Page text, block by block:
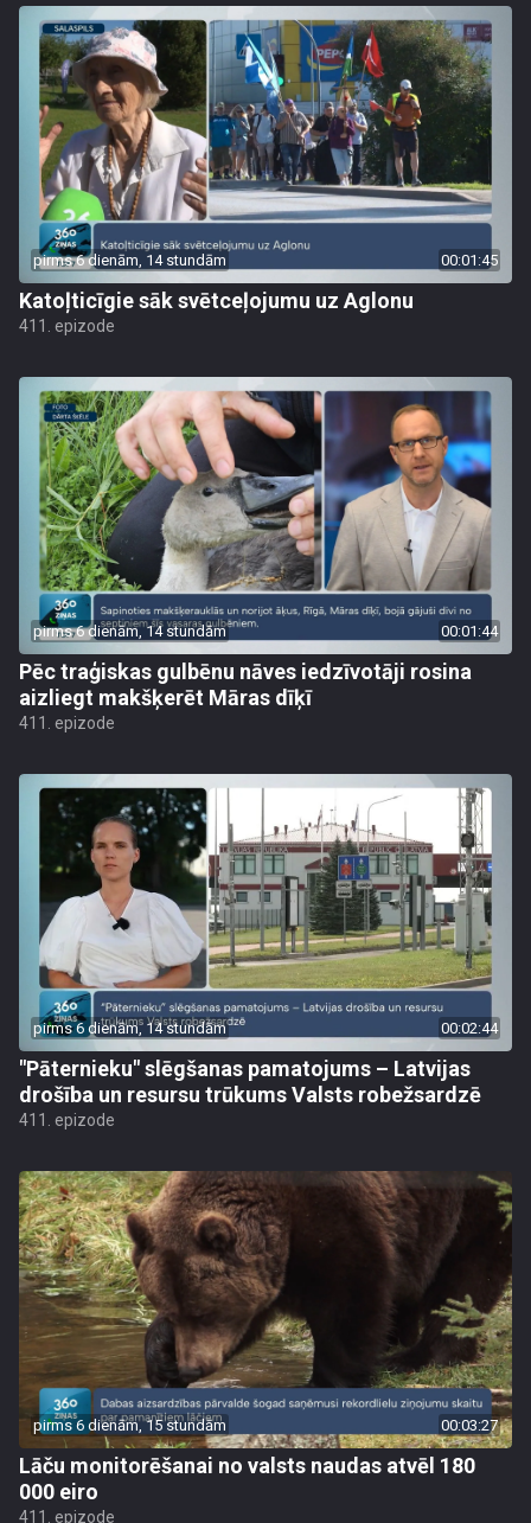
pirms 6 dienām, 14 stundām 00:01:45
Katoļticīgie sāk svētceļojumu uz Aglonu
411. epizode
pirms 6 dienām, 14 stundām 00:01:44
Pēc traģiskas gulbēnu nāves iedzīvotāji rosina
aizliegt makšķerēt Māras dīķī
411. epizode
pirms 6 dienām, 14 stundām 00:02:44
"Pāternieku" slēgšanas pamatojums – Latvijas
drošība un resursu trūkums Valsts robežsardzē
411. epizode
pirms 6 dienām, 15 stundām 00:03:27
Lāču monitorēšanai no valsts naudas atvēl 180
000 eiro
411. epizode